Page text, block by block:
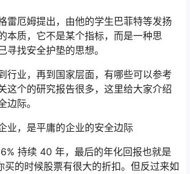
雷厄姆提出，由他的学生巴菲特等发扬
本质，它不是某个指标，而是一种思
寻找安全护垫的思想。
行业，再到国家层面，有哪些可以参考
这个的研究报告很多，这里给大家介绍
边际。
业，是平庸的企业的安全边际
持续 40 年，最后的年化回报也就是
买的时候股票有很大的折扣。但反过来如